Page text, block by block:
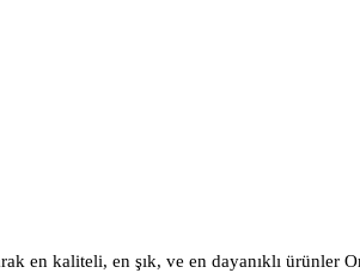
en kaliteli, en şık, ve en dayanıklı ürünler